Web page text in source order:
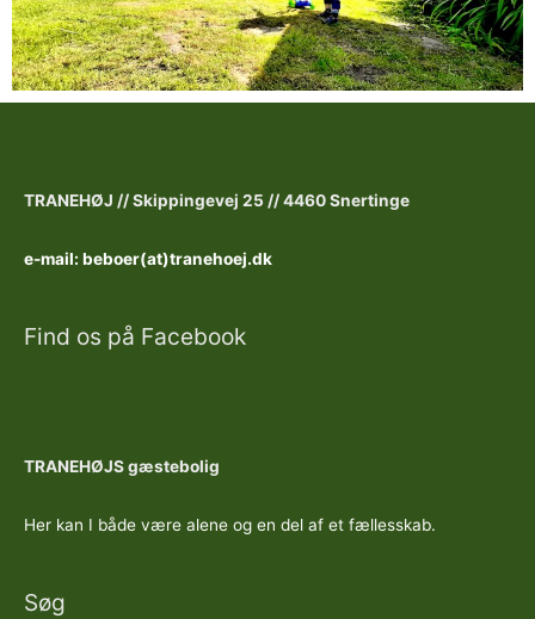
TRANEHØJ //Skippingevej 25 //4460 Snertinge
e-mail: beboer(at)tranehoej.dk
Find os på Facebook
TRANEHØJS gæstebolig
Her kan I både være alene og en del af et fællesskab.
Søg